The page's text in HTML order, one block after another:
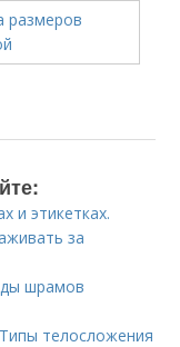
и этикетках.
за
шрамов
телосложения